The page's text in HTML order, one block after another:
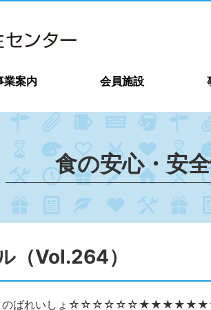
業案内 会員施設
食の安心・安
（Vol.264）
ばれいしょ